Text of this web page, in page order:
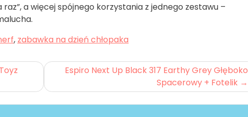
a więcej spójnego korzystania z jednego zestawu –
, zabawka na dzień chłopaka
Espiro Next Up Black 317 Earthy Grey Głęboko
Spacerowy + Fotelik